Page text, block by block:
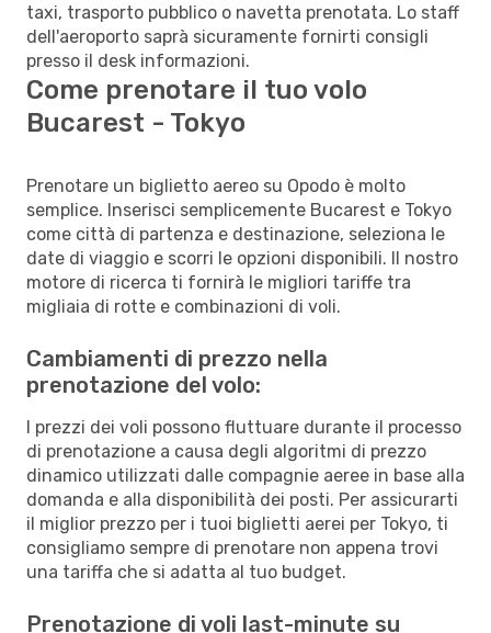
taxi, trasporto pubblico o navetta prenotata. Lo staff
dell'aeroporto saprà sicuramente fornirti consigli
presso il desk informazioni.
Come prenotare il tuo volo
Bucarest - Tokyo
Prenotare un biglietto aereo su Opodo è molto
semplice. Inserisci semplicemente Bucarest e Tokyo
come città di partenza e destinazione, seleziona le
date di viaggio e scorri le opzioni disponibili. Il nostro
motore di ricerca ti fornirà le migliori tariffe tra
migliaia di rotte e combinazioni di voli.
Cambiamenti di prezzo nella
prenotazione del volo:
I prezzi dei voli possono fluttuare durante il processo
di prenotazione a causa degli algoritmi di prezzo
dinamico utilizzati dalle compagnie aeree in base alla
domanda e alla disponibilità dei posti. Per assicurarti
il miglior prezzo per i tuoi biglietti aerei per Tokyo, ti
consigliamo sempre di prenotare non appena trovi
una tariffa che si adatta al tuo budget.
Prenotazione di voli last-minute su